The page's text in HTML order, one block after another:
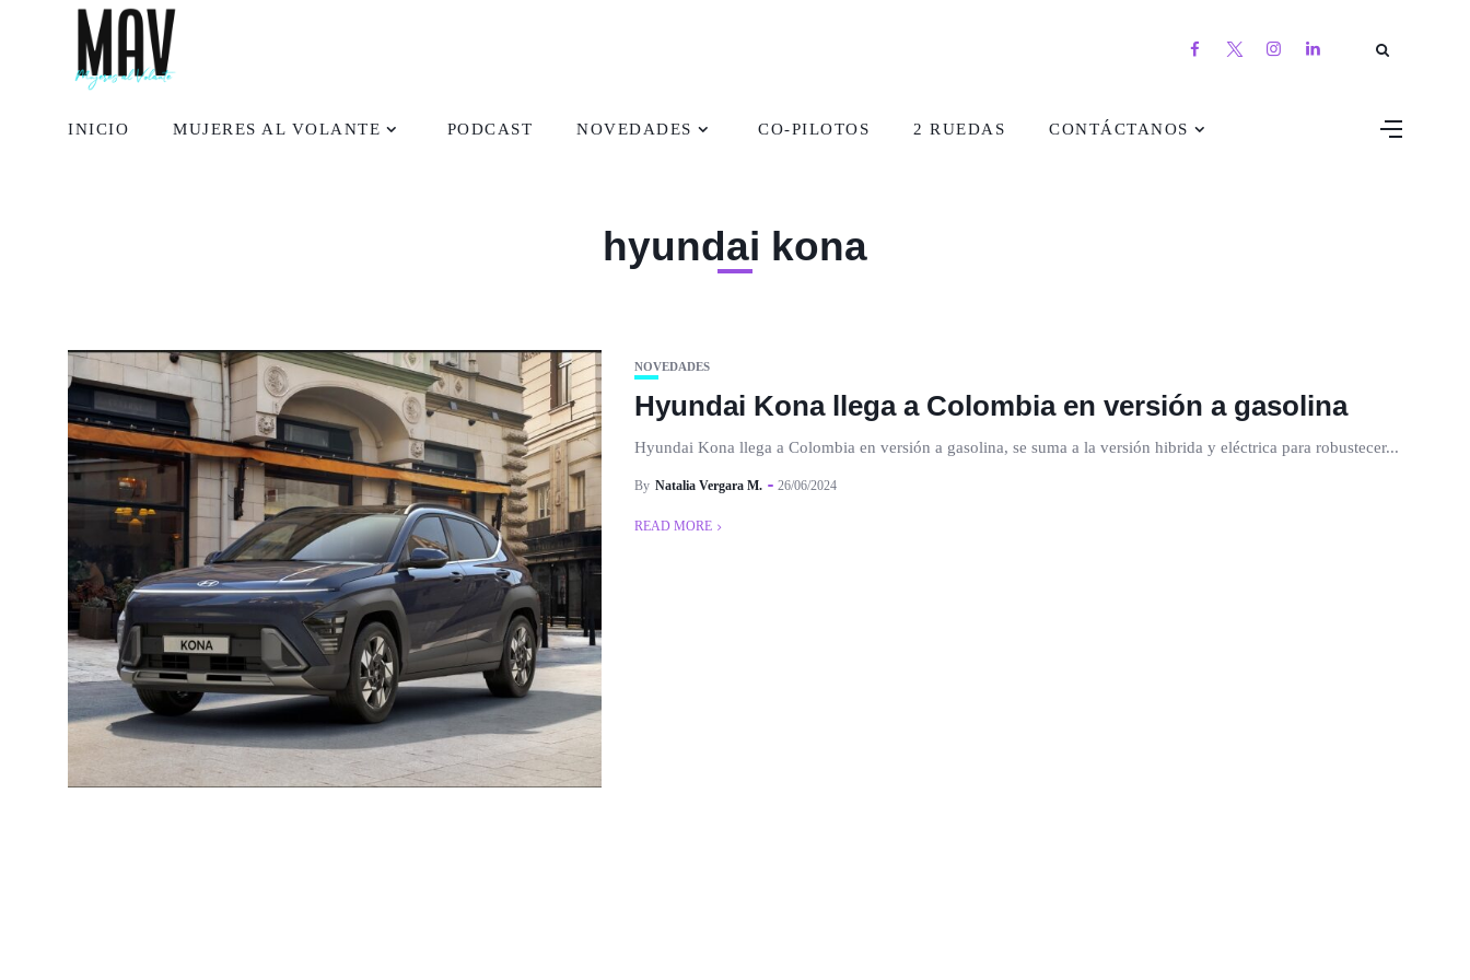
INICIO MUJERES AL VOLANTE PODCAST NOVEDADES CO-PILOTOS 2 RUEDAS CONTÁCTANOS
hyundai kona
NOVEDADES
Hyundai Kona llega a Colombia en versión a gasolina
Hyundai Kona llega a Colombia en versión a gasolina, se suma a la versión hibrida y eléctrica para robustecer...
By Natalia Vergara M. 26/06/2024
READ MORE